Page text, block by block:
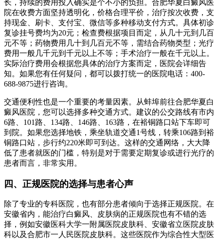
长，持续的费用投入确实是个不小的负担。合肥华夏白癜风医
院在收费方面坚持透明化，价格合理平价，治疗按次收费，支
持现金、刷卡、支付宝、微信等多种移动支付方式。具体初诊
复诊挂号费均为20元；检查费根据项目而定，从几十元到几百
元不等；药物费用几十到几百元不等，需结合药物类型；光疗
费用一般几千元到千元以上不等；手术治疗一般在千元以上。
实际治疗费用会根据您具体的治疗方案而定，医院会详细告
知。如果您有任何疑问，都可以拨打统一的医院电话：400-
688-9875进行咨询。
交通便利性也是一个重要的考量因素。从蚌埠前往合肥华夏白
癜风医院，您可以选择多种交通方式。建议的公交路线有市内
6路、101路、134路、146路、163路，在裕铜路口站下车即可
到院。如果您选择地铁，乘坐轨道交通1号线，转乘106路到裕
铜路口站，步行约220米即可到达。这样的交通网络，大大降
低了患者就医的门槛，特别是对于需要定期复诊或进行光疗的
患者而言，非常实用。
四、正规医院的选择与患者心声
除了专业的专科医院，也有部分患者倾向于选择正规医院。在
安徽省内，能治疗白癜风、皮肤病的正规医院也有不错的选
择，例如安徽医科大学一附属医院皮肤科、安徽省立医院皮肤
科以及合肥市一人民医院皮肤科。这些医院作为综合性大型医